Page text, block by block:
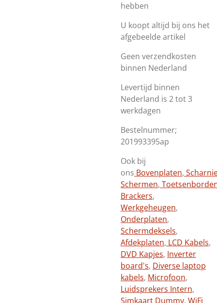
hebben
U koopt altijd bij ons het
afgebeelde artikel
Geen verzendkosten
binnen Nederland
Levertijd binnen
Nederland is 2 tot 3
werkdagen
Bestelnummer;
201993395ap
Ook bij
ons Bovenplaten,
Schermen,
Brackers,
Werkgeheugen,
Onderplaten,
Schermdeksels,
Afdekplaten, LCD Kabels,
DVD Kapjes, Inverter
board's, Diverse laptop
kabels, Microfoon,
Luidsprekers Intern,
Simkaart Dummy, WiFi